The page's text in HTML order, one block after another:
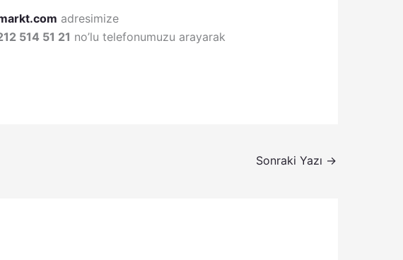
adresimize
514 51 21 no’lu telefonumuzu arayarak
Sonraki Yazı →